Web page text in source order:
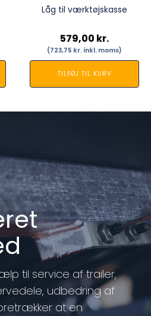
Låg til værktøjskasse
579,00 kr.
(723,75 kr. inkl. moms)
TILFØJ TIL KURV
til service af trailer,
udbedring af
at en